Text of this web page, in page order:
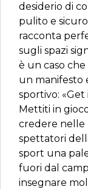
desiderio di
pulito e
racconta
sugli spazi
è un caso
un manifesto
sportivo: «Get
Mettiti in
credere nelle
spettatori
sport una
fuori dal
insegnare